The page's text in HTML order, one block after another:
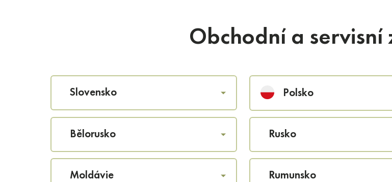
Obchodní a servisní
Slovensko Polsko
Bělorusko Rusko
Moldávie Rumunsko